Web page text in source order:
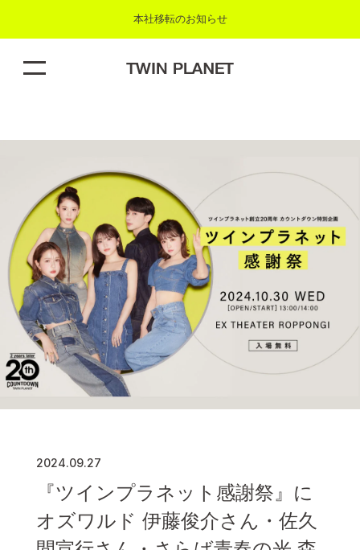
本社移転のお知らせ
2024.09.27
『ツインプラネット感謝祭』に
オズワルド 伊藤俊介さん・佐久